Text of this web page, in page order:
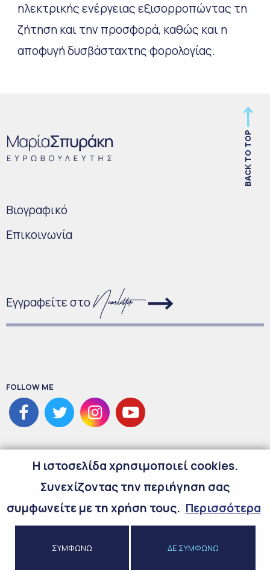
ηλεκτρικής ενέργειας εξισορροπώντας τη
ζήτηση και την προσφορά, καθώς και η
αποφυγή δυσβάσταχτης φορολογίας.
BACK TO TOP
Bιογραφικό
Επικοινωνία
Εγγραφείτε στο
FOLLOW ME
H ιστοσελίδα χρησιμοποιεί cookies.
Συνεχίζοντας την περιήγηση σας
συμφωνείτε με τη χρήση τους. Περισσότερα
ΣΥΜΦΩΝΩ ΔΕ ΣΥΜΦΩΝΩ